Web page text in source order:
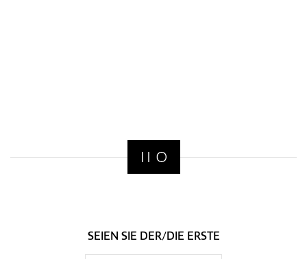
SEIEN SIE DER/DIE ERSTE